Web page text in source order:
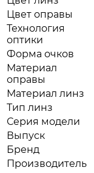
Цвет оправы
Технология
оптики
Форма очков
Материал
оправы
Материал линз
Тип линз
Серия модели
Выпуск
Бренд
Производитель